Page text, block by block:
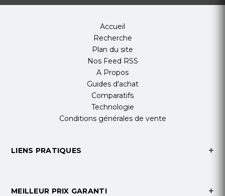
Accueil
Recherche
Plan du site
Nos Feed RSS
A Propos
Guides d'achat
Comparatifs
Technologie
Conditions générales de vente
LIENS PRATIQUES
MEILLEUR PRIX GARANTI